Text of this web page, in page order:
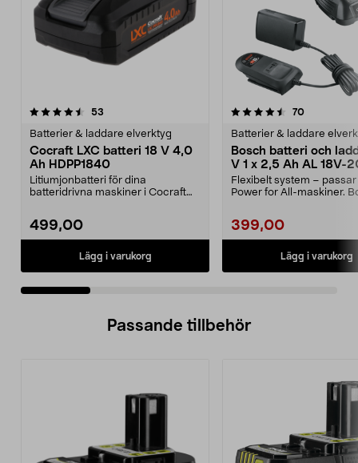
53
Batterier & laddare elverktyg
Cocraft LXC batteri 18 V 4,0
Ah HDPP1840
Litiumjonbatteri för dina
batteridrivna maskiner i Cocraft
499,00
Lägg i varukorg
4.5 av 5 stjärnor 70recensioner
Batterier & laddare
Bosch batteri och
V 1 x 2,5 Ah AL 18V-
Flexibelt system – passar
Power for All-maskiner.
399,00
Lägg i varukorg
4.5 av 5 stjärnor
Passande tillbehör